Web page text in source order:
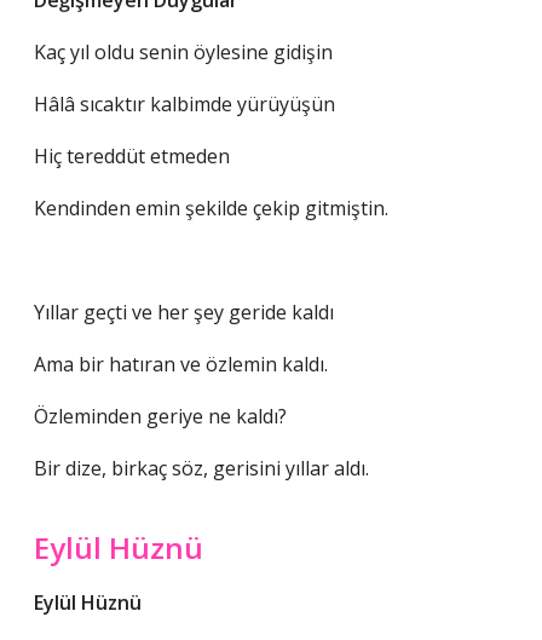
Kaç yıl oldu senin öylesine gidişin
Hâlâ sıcaktır kalbimde yürüyüşün
Hiç tereddüt etmeden
Kendinden emin şekilde çekip gitmiştin.
Yıllar geçti ve her şey geride kaldı
Ama bir hatıran ve özlemin kaldı.
Özleminden geriye ne kaldı?
Bir dize, birkaç söz, gerisini yıllar aldı.
Eylül Hüznü
Eylül Hüznü